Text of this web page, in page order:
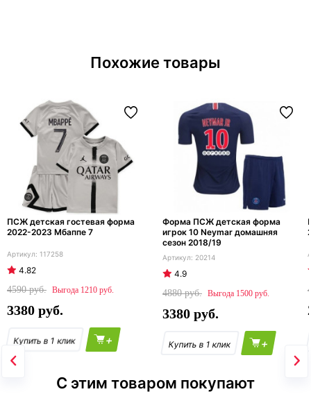
Похожие товары
ПСЖ детская гостевая форма
2022-2023 Мбаппе 7
117258
4.82
4590
1210
3380
+
Форма ПСЖ детская форма
игрок 10 Neymar домашняя
сезон 2018/19
20214
4.9
4880
1500
3380
+
С этим товаром покупают